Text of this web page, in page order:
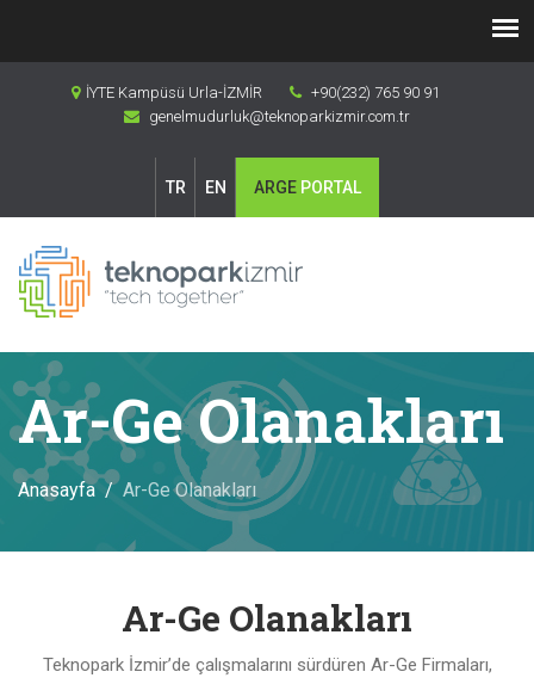
İYTE Kampüsü Urla-İZMİR
+90(232) 765 90 91
genelmudurluk@teknoparkizmir.com.tr
TR EN ARGE PORTAL
Ar-Ge Olanakları
Anasayfa Ar-Ge Olanakları
Ar-Ge Olanakları
Teknopark İzmir’de çalışmalarını sürdüren Ar-Ge Firmaları,